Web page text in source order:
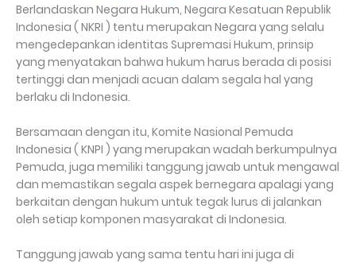
Berlandaskan Negara Hukum, Negara Kesatuan Republik
Indonesia ( NKRI ) tentu merupakan Negara yang selalu
mengedepankan identitas Supremasi Hukum, prinsip
yang menyatakan bahwa hukum harus berada di posisi
tertinggi dan menjadi acuan dalam segala hal yang
berlaku di Indonesia.
Bersamaan dengan itu, Komite Nasional Pemuda
Indonesia ( KNPI ) yang merupakan wadah berkumpulnya
Pemuda, juga memiliki tanggung jawab untuk mengawal
dan memastikan segala aspek bernegara apalagi yang
berkaitan dengan hukum untuk tegak lurus di jalankan
oleh setiap komponen masyarakat di Indonesia.
Tanggung jawab yang sama tentu hari ini juga di